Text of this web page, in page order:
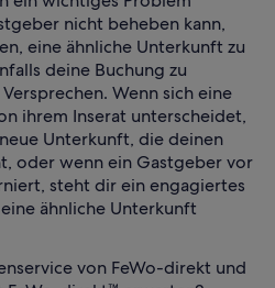
nicht beheben kann,
eine ähnliche Unterkunft zu
deine Buchung zu
Wenn sich eine
ihrem Inserat unterscheidet,
Unterkunft, die deinen
oder wenn ein Gastgeber vor
steht dir ein engagiertes
ähnliche Unterkunft
von FeWo-direkt und